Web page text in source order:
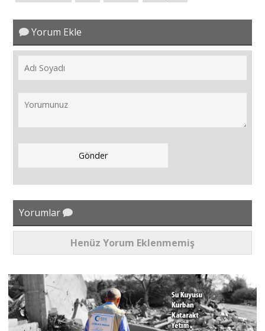
Yorum Ekle
Yorumlar
Henüz Yorum Eklenmemiş